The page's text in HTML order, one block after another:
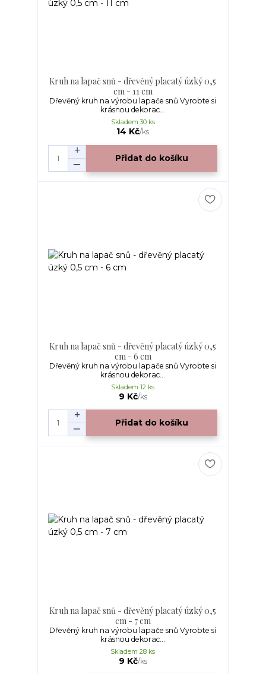
Kruh na lapač snů - dřevěný placatý úzký 0,5
cm - 11 cm
Dřevěný kruh na výrobu lapače snů Vyrobte si
krásnou dekorac...
14 Kč/ks
Skladem 30 ks
Přidat do košíku
Kruh na lapač snů - dřevěný placatý úzký 0,5
cm - 6 cm
Dřevěný kruh na výrobu lapače snů Vyrobte si
krásnou dekorac...
9 Kč/ks
Skladem 12 ks
Přidat do košíku
Kruh na lapač snů - dřevěný placatý úzký 0,5
cm - 7 cm
Dřevěný kruh na výrobu lapače snů Vyrobte si
krásnou dekorac...
9 Kč/ks
Skladem 28 ks